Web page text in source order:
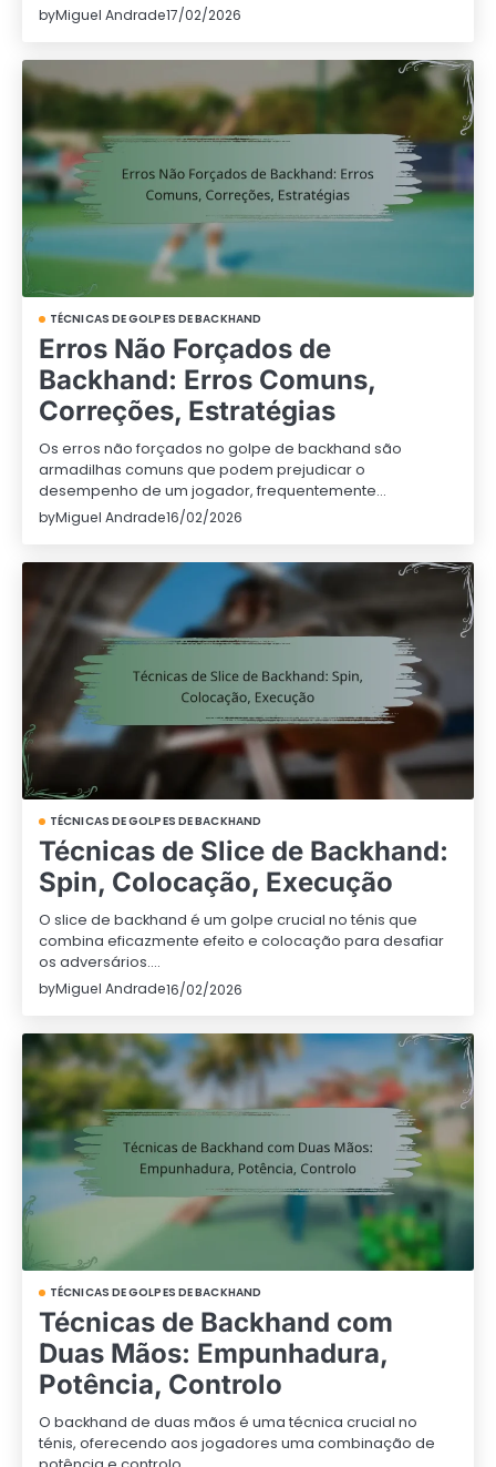
byMiguel Andrade17/02/2026
TÉCNICAS DE GOLPES DE BACKHAND
Erros Não Forçados de
Backhand: Erros Comuns,
Correções, Estratégias
Os erros não forçados no golpe de backhand são
armadilhas comuns que podem prejudicar o
desempenho de um jogador, frequentemente…
byMiguel Andrade16/02/2026
TÉCNICAS DE GOLPES DE BACKHAND
Técnicas de Slice de Backhand:
Spin, Colocação, Execução
O slice de backhand é um golpe crucial no ténis que
combina eficazmente efeito e colocação para desafiar
os adversários.…
byMiguel Andrade16/02/2026
TÉCNICAS DE GOLPES DE BACKHAND
Técnicas de Backhand com
Duas Mãos: Empunhadura,
Potência, Controlo
O backhand de duas mãos é uma técnica crucial no
ténis, oferecendo aos jogadores uma combinação de